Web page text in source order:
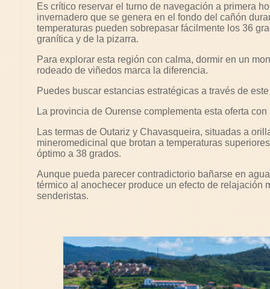
Es crítico reservar el turno de navegación a primera
invernadero que se genera en el fondo del cañón
temperaturas pueden sobrepasar fácilmente los 36
granítica y de la pizarra.
Para explorar esta región con calma, dormir en un
rodeado de viñedos marca la diferencia.
Puedes buscar estancias estratégicas a través de
La provincia de Ourense complementa esta oferta
Las termas de Outariz y Chavasqueira, situadas a
mineromedicinal que brotan a temperaturas
óptimo a 38 grados.
Aunque pueda parecer contradictorio bañarse en
térmico al anochecer produce un efecto de relajación
senderistas.